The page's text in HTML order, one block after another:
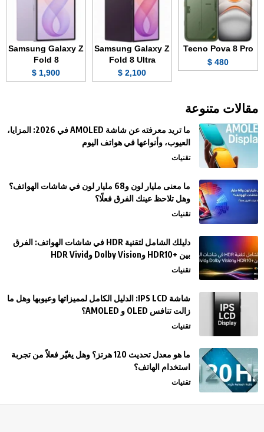
Tecno Pova 8 Pro
480 $
Samsung Galaxy Z
Fold 8 Ultra
2,100 $
Samsung Galaxy Z
Fold 8
1,900 $
مقالات متنوعة
ما تريد معرفته عن شاشة AMOLED في 2026: المزايا،
العيوب، وأنواعها في هواتف اليوم
تقنيات
ما معنى مليار لون و68 مليار لون في شاشات الهواتف؟
وهل تلاحظ عينك الفرق فعلًا؟
تقنيات
دليلك الشامل لتقنية HDR في شاشات الهواتف: الفرق
بين +HDR10 وDolby Vision وHDR Vivid
تقنيات
شاشة IPS LCD: الدليل الكامل لمميزاتها وعيوبها وهل ما
زالت تنافس OLED و AMOLED؟
تقنيات
ما هو معدل تحديث 120 هرتز؟ وهل يغيّر فعلاً من تجربة
استخدام الهاتف؟
تقنيات